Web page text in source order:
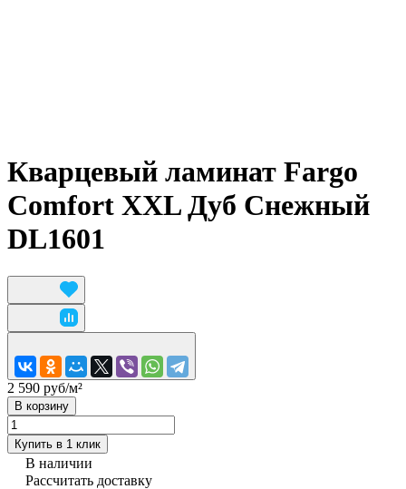
Кварцевый ламинат Fargo
Comfort XXL Дуб Снежный
DL1601
2 590 руб/м²
В корзину
Купить в 1 клик
В наличии
Рассчитать доставку